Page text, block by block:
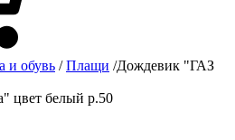
и обувь / Плащи /Дождевик "ГАЗ